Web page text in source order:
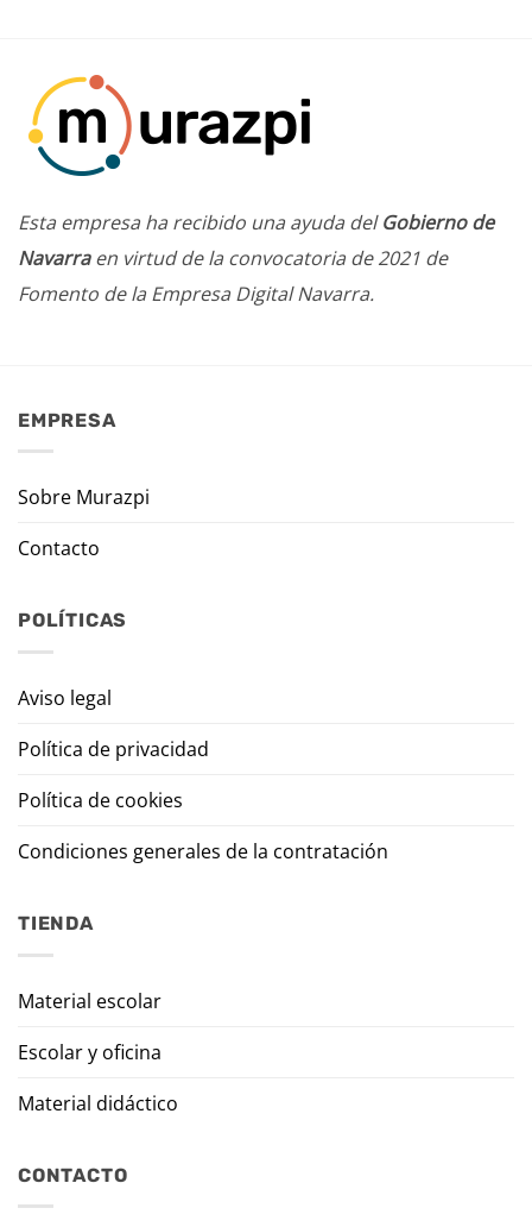
Esta empresa ha recibido una ayuda delGobierno de
Navarraen virtud de la convocatoria de 2021 de
Fomento de la Empresa Digital Navarra.
EMPRESA
Sobre Murazpi
Contacto
POLÍTICAS
Aviso legal
Política de privacidad
Política de cookies
Condiciones generales de la contratación
TIENDA
Material escolar
Escolar y oficina
Material didáctico
CONTACTO